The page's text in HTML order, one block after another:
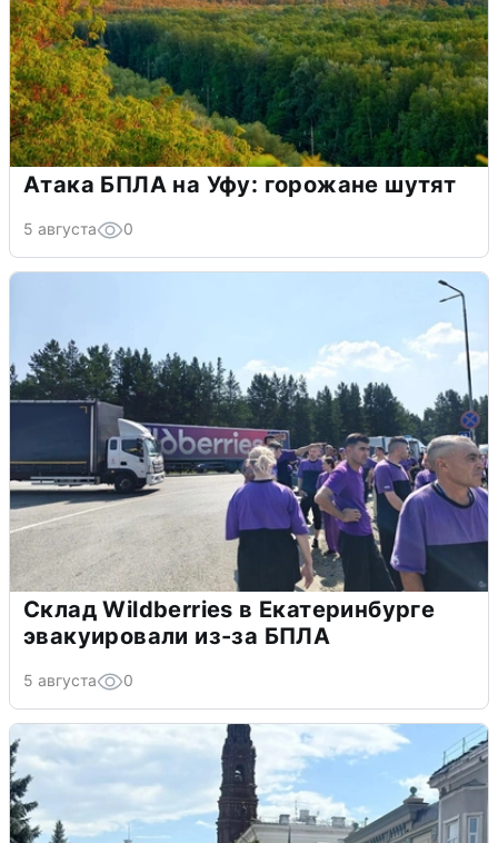
Атака БПЛА на Уфу: горожане шутят
5 августа 0
Склад Wildberries в Екатеринбурге
эвакуировали из-за БПЛА
5 августа 0